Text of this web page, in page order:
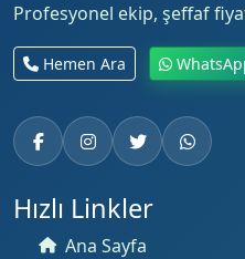
Profesyonel ekip, şeffaf
Hemen Ara
Hızlı Linkler
Ana Sayfa